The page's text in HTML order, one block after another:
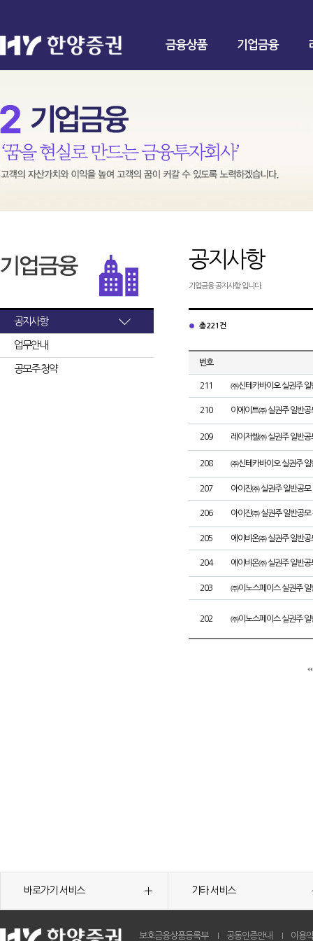
금융상품 기업금융
공지사항
업무안내
공모주 청약
공지사항
기업금융 공지사항 입니다.
총 221건
번호
211 ㈜신테카바이오 실권주 일
210 이에이트㈜ 실권주 일반공
209 레이저쎌㈜ 실권주 일반공
208 ㈜신테카바이오 실권주 일
207 아이진㈜ 실권주 일반공모
206 아이진㈜ 실권주 일반공모
205 에이비온㈜ 실권주 일반공
204 에이비온㈜ 실권주 일반공
203 ㈜이노스페이스 실권주 일
202 ㈜이노스페이스 실권주 일
바로가기 서비스 기타 서비스
보호금융상품등록부 공동인증안내 이용